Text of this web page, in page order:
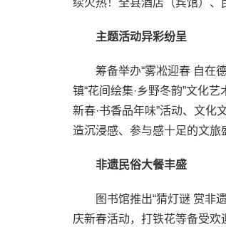
续火热！ 全县酒店（宾馆）、
主题活动异彩纷呈
筹备举办“雾凇迎春 自在
镇“花间绘集·乡野冬韵”文化
新春·书香品年味”活动、文化
造沉浸感、参与感十足的文旅
非遗民俗大餐丰盛
图书馆推出“猜灯谜 赏非
庆新春活动，打铁花等备受